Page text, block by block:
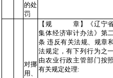
的处
罚
对挪
用、
【规 章】《辽宁省
集体经济审计办法》第
条 违反有关法规、规章
法规定，有下列行为之
由农业行政主管部门按
有关规定处理: